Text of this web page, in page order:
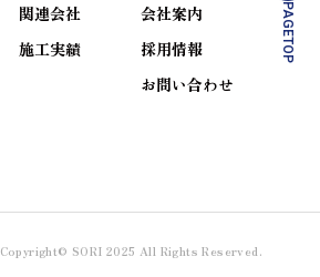
関連会社
施工実績
会社案内
採用情報
お問い合わせ
PAGETOP
Copyright© SORI 2025 All Rights Reserved.